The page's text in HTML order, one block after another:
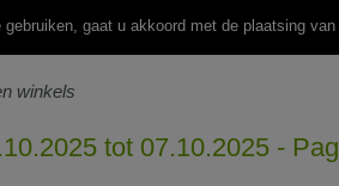
winkels
tot 07.10.2025 -
gaat u akkoord met de plaatsing